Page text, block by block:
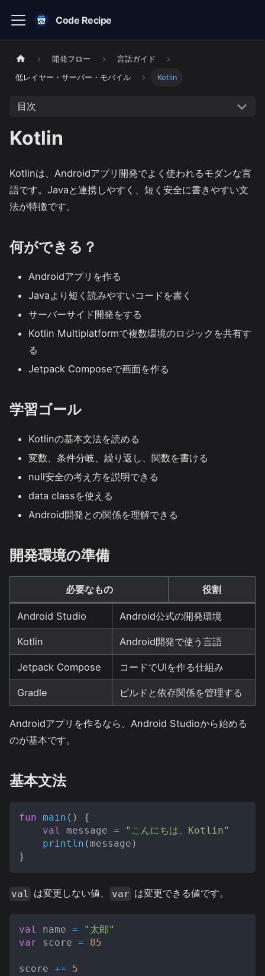
Code Recipe
開発フロー 言語ガイド
低レイヤー・サーバー・モバイル Kotlin
目次
Kotlin
Kotlinは、Androidアプリ開発でよく使われるモダンな言
語です。Javaと連携しやすく、短く安全に書きやすい文
法が特徴です。
何ができる？
Androidアプリを作る
Javaより短く読みやすいコードを書く
サーバーサイド開発をする
Kotlin Multiplatformで複数環境のロジックを共有す
る
Jetpack Composeで画面を作る
学習ゴール
Kotlinの基本文法を読める
変数、条件分岐、繰り返し、関数を書ける
null安全の考え方を説明できる
data classを使える
Android開発との関係を理解できる
開発環境の準備
必要なもの 役割
Android Studio Android公式の開発環境
Kotlin Android開発で使う言語
Jetpack Compose コードでUIを作る仕組み
Gradle ビルドと依存関係を管理する
Androidアプリを作るなら、Android Studioから始める
のが基本です。
基本文法
fun main ( )
{
val
message =
"こんにちは、Kotlin"
println ( message )
}
val は変更しない値、 var は変更できる値です。
val name =
"太郎"
var score = 85
score += 5